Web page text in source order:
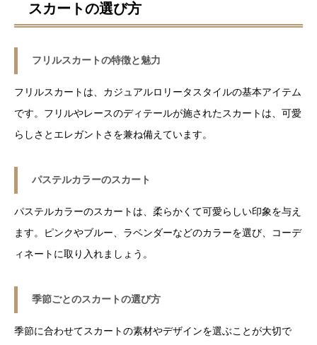
スカートの選び方
フリルスカートの特徴と魅力
フリルスカートは、カジュアルロリータスタイルの基本アイテム
です。フリルやレースのディテールが施されたスカートは、可愛
らしさとエレガントさを兼ね備えています。
パステルカラーのスカート
パステルカラーのスカートは、柔らかくて可愛らしい印象を与え
ます。ピンクやブルー、ラベンダーなどのカラーを選び、コーデ
ィネートに取り入れましょう。
季節ごとのスカートの選び方
季節に合わせてスカートの素材やデザインを選ぶことが大切で